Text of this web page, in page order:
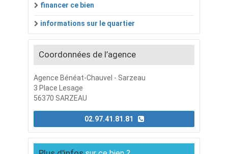
financer ce bien
informations sur le quartier
Coordonnées de l’agence
Agence Bénéat-Chauvel - Sarzeau
3 Place Lesage
56370 SARZEAU